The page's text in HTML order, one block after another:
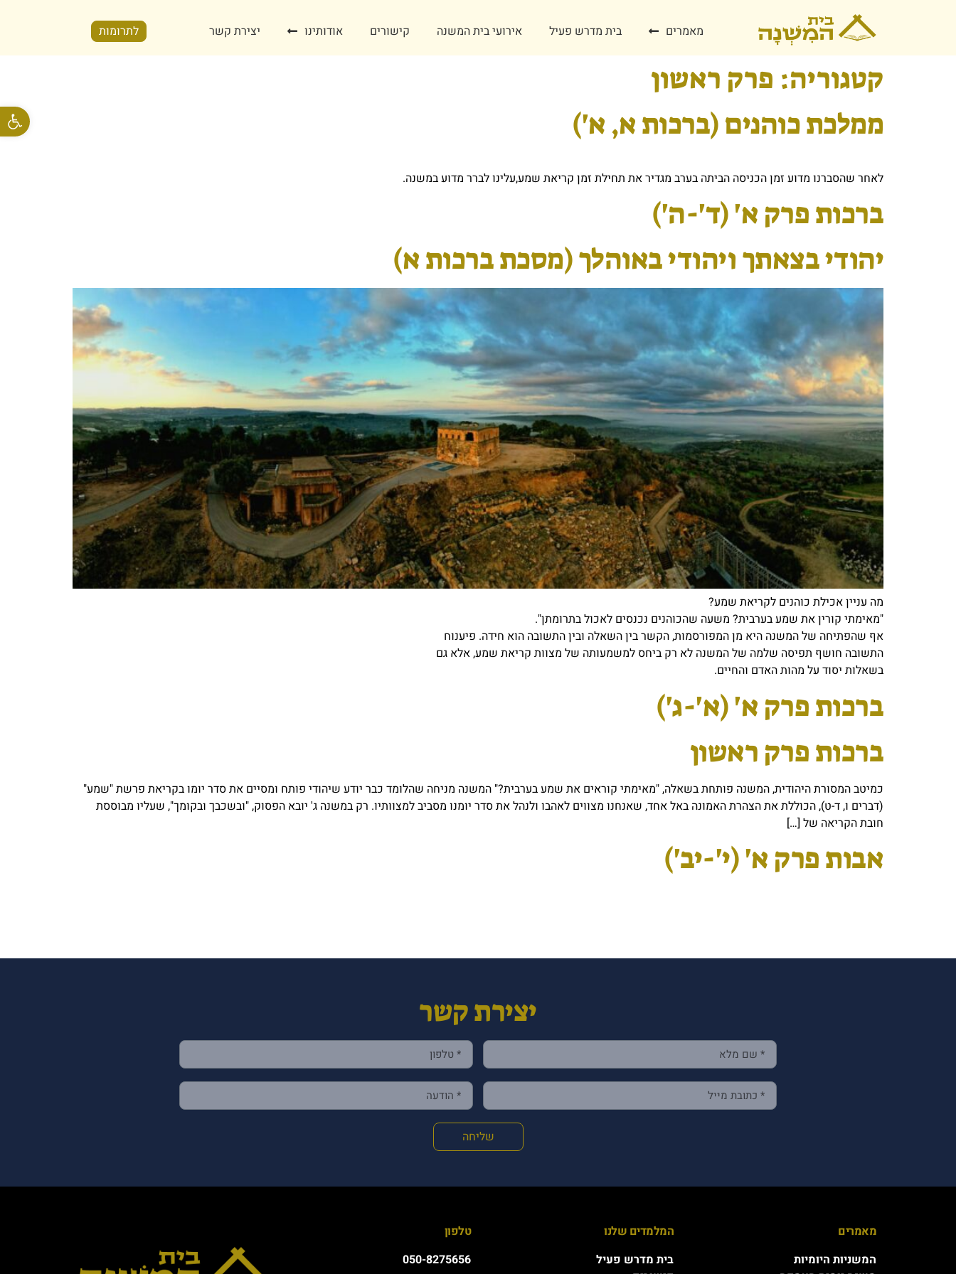
פתח
מאמרים בית מדרש פעיל אירועי בית המשנה קישורים אודותינו יצירת קשר לתרומות
קטגוריה: פרק ראשון
ממלכת כוהנים (ברכות א, א')
לאחר שהסברנו מדוע זמן הכניסה הביתה בערב מגדיר את תחילת זמן קריאת שמע,עלינו לברר מדוע במשנה.
ברכות פרק א' (ד'-ה')
יהודי בצאתך ויהודי באוהלך (מסכת ברכות א)
מה עניין אכילת כוהנים לקריאת שמע?
"מאימתי קורין את שמע בערבית? משעה שהכוהנים נכנסים לאכול בתרומתן".
אף שהפתיחה של המשנה היא מן המפורסמות, הקשר בין השאלה ובין התשובה הוא חידה. פיענוח
התשובה חושף תפיסה שלמה של המשנה לא רק ביחס למשמעותה של מצוות קריאת שמע, אלא גם
בשאלות יסוד על מהות האדם והחיים.
ברכות פרק א' (א'-ג')
ברכות פרק ראשון
כמיטב המסורת היהודית, המשנה פותחת בשאלה, "מאימתי קוראים את שמע בערבית?" המשנה מניחה שהלומד כבר יודע שיהודי פותח ומסיים את סדר יומו בקריאת פרשת "שמע"
(דברים ו, ד-ט), הכוללת את הצהרת האמונה באל אחד, שאנחנו מצווים לאהבו ולנהל את סדר יומנו מסביב למצוותיו. רק במשנה ג' יובא הפסוק, "ובשכבך ובקומך", שעליו מבוססת
חובת הקריאה של […]
אבות פרק א' (י'-יב')
יצירת קשר
שליחה
מאמרים
המשניות היומיות
המלמדים שלנו
בית מדרש פעיל
טלפון
050-8275656